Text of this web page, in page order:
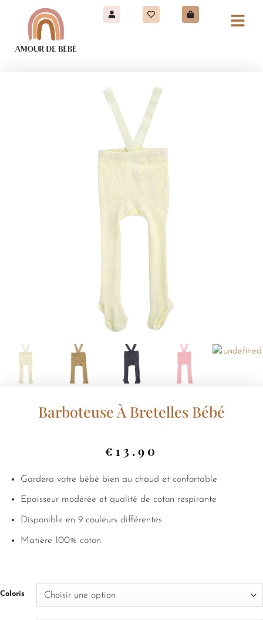
Barboteuse À Bretelles Bébé
€ 13.90
Gardera votre bébé bien au chaud et confortable
Epaisseur modérée et qualité de coton respirante
Disponible en 9 couleurs différentes
Matière 100% coton
Coloris